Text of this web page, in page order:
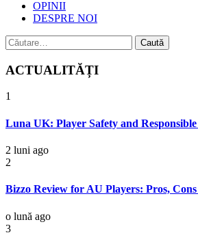
OPINII
DESPRE NOI
Caută
după:
ACTUALITĂȚI
1
Luna UK: Player Safety and
2 luni ago
2
Bizzo Review for AU Players: Pros,
o lună ago
3